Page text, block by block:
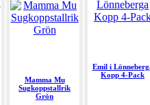
Mamma Mu
Sugkoppstallrik
Grön
Emil i
Kopp 4-Pack